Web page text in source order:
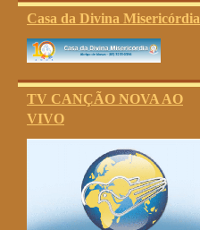
Casa da Divina Misericórdia
TV CANÇÃO NOVA AO
VIVO